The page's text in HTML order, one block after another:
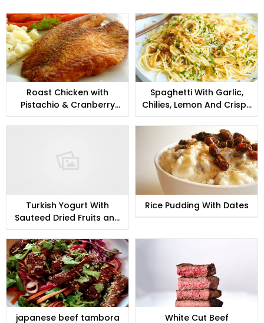
Roast Chicken with
Pistachio & Cranberry
Spaghetti With Garlic,
Chilies, Lemon And Crispy
Turkish Yogurt With
Sauteed Dried Fruits and
Rice Pudding With Dates
japanese beef tambora White Cut Beef